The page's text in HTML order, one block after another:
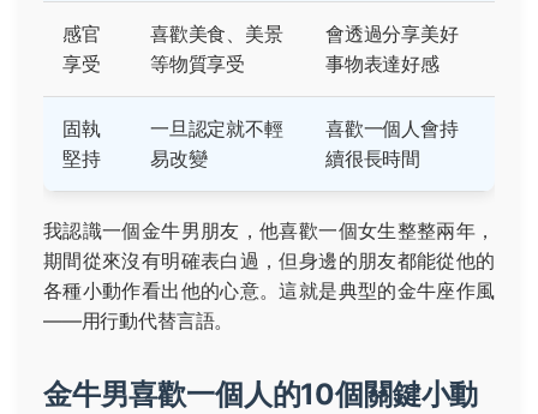
感官
享受
喜歡美食、美景
等物質享受
會透過分享美好
事物表達好感
固執
堅持
一旦認定就不輕
易改變
喜歡一個人會持
續很長時間
我認識一個金牛男朋友，他喜歡一個女生整整兩年，
期間從來沒有明確表白過，但身邊的朋友都能從他的
各種小動作看出他的心意。這就是典型的金牛座作風
——用行動代替言語。
金牛男喜歡一個人的10個關鍵小動